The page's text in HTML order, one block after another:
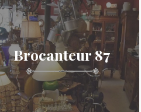
Brocanteur 87